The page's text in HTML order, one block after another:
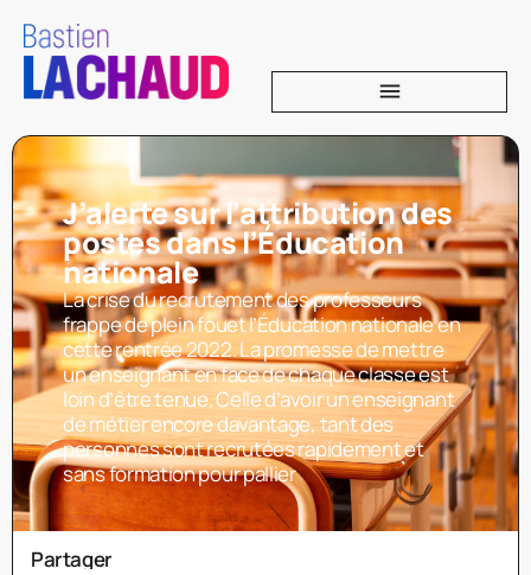
J’alerte sur l’attribution des
postes dans l’Éducation
nationale
La crise du recrutement des professeurs
frappe de plein fouet l’Éducation nationale en
cette rentrée 2022. La promesse de mettre
un enseignant en face de chaque classe est
loin d’être tenue. Celle d’avoir un enseignant
de métier encore davantage, tant des
personnes sont recrutées rapidement et
sans formation pour pallier
Partager